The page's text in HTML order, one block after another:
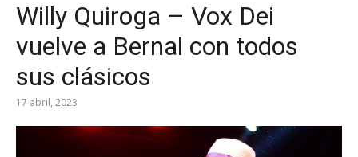
Willy Quiroga – Vox Dei
vuelve a Bernal con todos
sus clásicos
17 abril, 2023